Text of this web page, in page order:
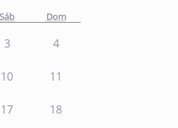
Sáb Dom
3 4
10 11
17 18